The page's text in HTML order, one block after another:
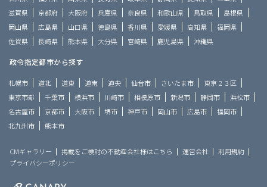
滋賀県
京都府 大阪府 兵庫県 奈良県 和歌山県 鳥取県
島根県
岡山県
広島県 山口県 徳島県 香川県 愛媛県 高知県
福岡県
佐賀県
長崎県 熊本県 大分県 宮崎県 鹿児島県 沖縄県
政令指定都市から探す
札幌市 道北 道東 道南 道央 仙台市 さいたま市
東京２３区
東京市部
千葉市 横浜市 川崎市 相模原市 新潟市 静岡市
浜松市
名古屋市
京都市 大阪市 堺市 神戸市 岡山市 広島市
福岡市
北九州市
熊本市
CMギャラリー 掲載をご検討の不動産会社様はこちら 運営会社
利用規約
プライバシーポリシー